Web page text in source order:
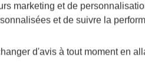
marketing et de
et de suivre la
d'avis à tout moment en